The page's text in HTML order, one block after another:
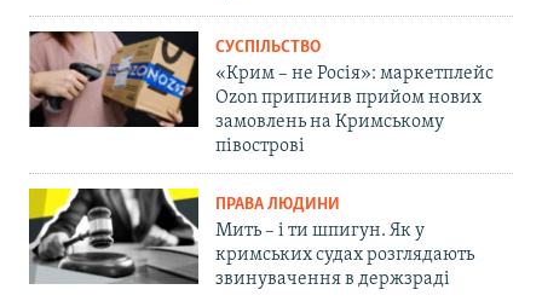
СУСПІЛЬСТВО
«Крим – не Росія»: маркетплейс
Ozon припинив прийом нових
замовлень на Кримському
півострові
ПРАВА ЛЮДИНИ
Мить – і ти шпигун. Як у
кримських судах розглядають
звинувачення в держзраді